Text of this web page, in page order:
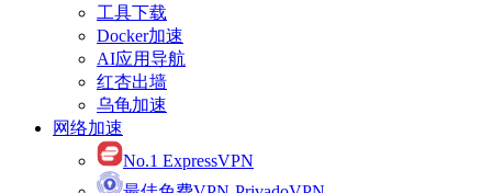
工具下载
Docker加速
AI应用导航
红杏出墙
乌龟加速
网络加速
No.1 ExpressVPN